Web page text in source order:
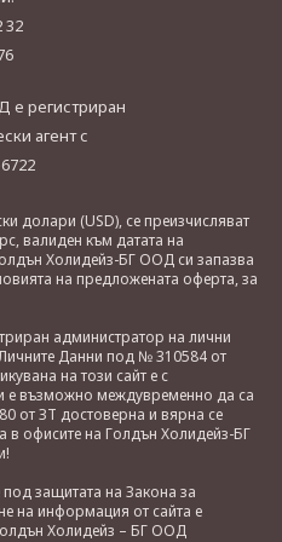
32
е регистриран
агент с
долари (USD), се преизчисляват
валиден към датата на
Холидейз-БГ ООД си запазва
на предложената оферта, за
администратор на лични
Данни под № 310584 от
на този сайт е с
е възможно междувременно да са
от ЗТ достоверна и вярна се
в офисите на Голдън Холидейз-БГ
защитата на Закона за
на информация от сайта е
Холидейз – БГ ООД